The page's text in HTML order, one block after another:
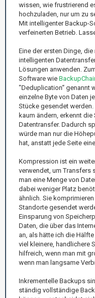
wissen, wie frustrierend
hochzuladen, nur um zu
Mit intelligenter Backup-
verfeinerten Betrieb.
Eine der ersten Dinge,
intelligenten
Lösungen anwenden.
Software wie
"Deduplication“ genannt
einzelne Byte von Daten
Stücke gesendet werden.
kaum ändern, erkennt
Datentransfer. Dadurch
würde man nur die
hat, anstatt jede Seite
Kompression ist ein
verwendet, um Transfers
man eine Menge von
dabei weniger Platz
ähnlich. Sie
Standorte gesendet
Einsparung von
Daten, die über das
an, als hätte ich die
viel kleinere, handlichere
hilfreich, wenn man mit
wenn man langsame
Inkrementelle Backups
ständig vollständige